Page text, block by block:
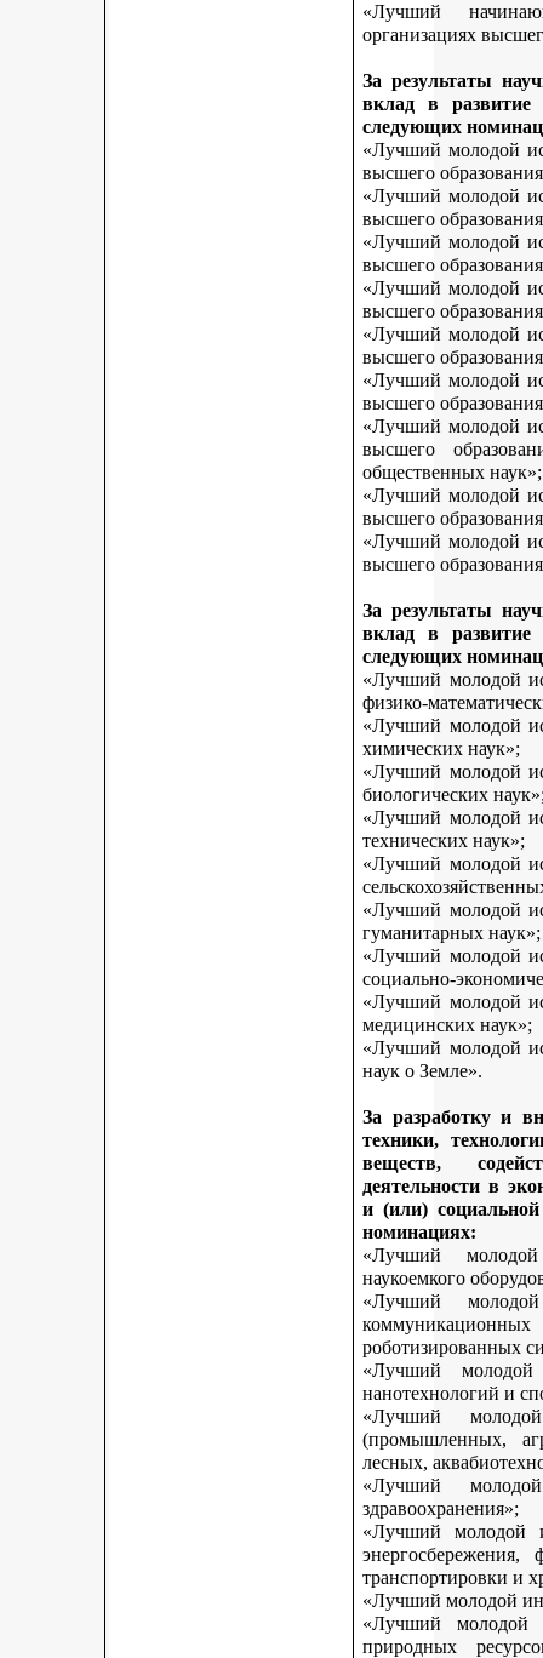
«Лучший
организациях
За результаты
вклад в развитие
следующих
«Лучший молодой
высшего
«Лучший молодой
высшего
«Лучший молодой
высшего
«Лучший молодой
высшего
«Лучший молодой
высшего
«Лучший молодой
высшего
«Лучший молодой
высшего
общественных наук»;
«Лучший молодой
высшего
«Лучший молодой
высшего
За результаты
вклад в развитие
следующих
«Лучший молодой
физико-
«Лучший молодой
химических наук»;
«Лучший молодой
биологических
«Лучший молодой
технических наук»;
«Лучший молодой
«Лучший молодой
гуманитарных наук»;
«Лучший молодой
социально-
«Лучший молодой
медицинских наук»;
«Лучший молодой
наук о Земле».
За разработку и
техники,
веществ,
деятельности в
и (или)
номинациях:
«Лучший
наукоемкого
«Лучший
роботизированных
«Лучший
нанотехнологий и
«Лучший
(промышленных,
лесных,
«Лучший
здравоохранения»;
«Лучший молодой
транспортировки и
«Лучший молодой
«Лучший молодой
природных